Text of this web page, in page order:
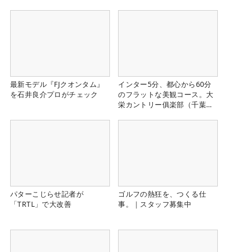
最新モデル『FJクオンタム』
を石井良介プロがチェック
インター5分、都心から60分
のフラットな美観コース。大
栄カントリー俱楽部（千葉
パターこじらせ記者が
「TRTL」で大改善
ゴルフの熱狂を、つくる仕
事。｜スタッフ募集中